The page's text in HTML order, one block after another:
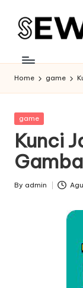
Home game
Posted
game
Kunci
Posted
By admin